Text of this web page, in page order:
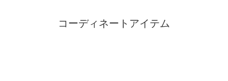
▼商品のお気に入り登録をおすすめします。
「カートに入れる」ボタンの右横にあるハートマークを
コーディネートアイテム